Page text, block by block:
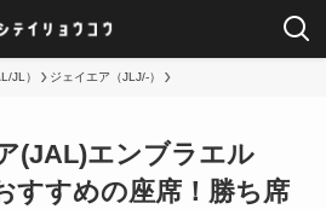
JL） ジェイエア（JLJ/-）
(JAL)エンブラエル
すすめの座席！勝ち席